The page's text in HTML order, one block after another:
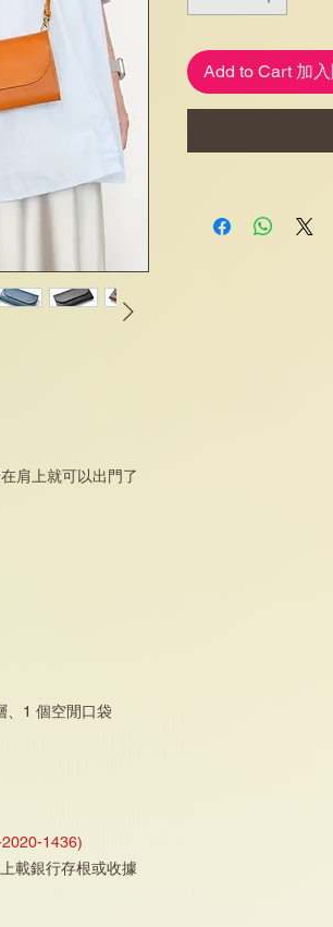
肩上就可以出門了
、1 個空閒口袋
1436)
載銀行存根或收據
Add to Cart 加